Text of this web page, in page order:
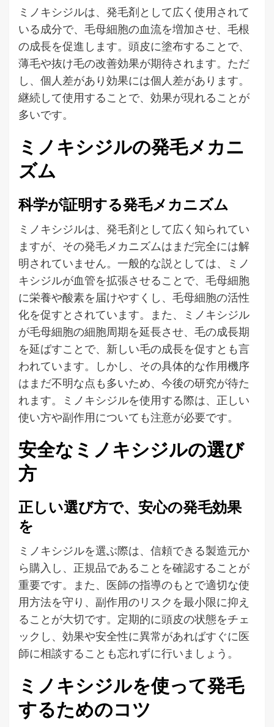
ミノキシジルは、発毛剤として広く使用されて
いる成分で、毛母細胞の血流を増加させ、毛根
の成長を促進します。頭皮に塗布することで、
薄毛や抜け毛の改善効果が期待されます。ただ
し、個人差があり効果には個人差があります。
継続して使用することで、効果が現れることが
多いです。
ミノキシジルの発毛メカニ
ズム
科学が証明する発毛メカニズム
ミノキシジルは、発毛剤として広く知られてい
ますが、その発毛メカニズムはまだ完全には解
明されていません。一般的な説としては、ミノ
キシジルが血管を拡張させることで、毛母細胞
に栄養や酸素を届けやすくし、毛母細胞の活性
化を促すとされています。また、ミノキシジル
が毛母細胞の細胞周期を延長させ、毛の成長期
を延ばすことで、新しい毛の成長を促すとも言
われています。しかし、その具体的な作用機序
はまだ不明な点も多いため、今後の研究が待た
れます。ミノキシジルを使用する際は、正しい
使い方や副作用についても注意が必要です。
安全なミノキシジルの選び
方
正しい選び方で、安心の発毛効果
を
ミノキシジルを選ぶ際は、信頼できる製造元か
ら購入し、正規品であることを確認することが
重要です。また、医師の指導のもとで適切な使
用方法を守り、副作用のリスクを最小限に抑え
ることが大切です。定期的に頭皮の状態をチェ
ックし、効果や安全性に異常があればすぐに医
師に相談することも忘れずに行いましょう。
ミノキシジルを使って発毛
するためのコツ